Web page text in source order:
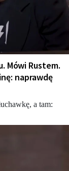
Mówi Rustem.
naprawdę
a tam: